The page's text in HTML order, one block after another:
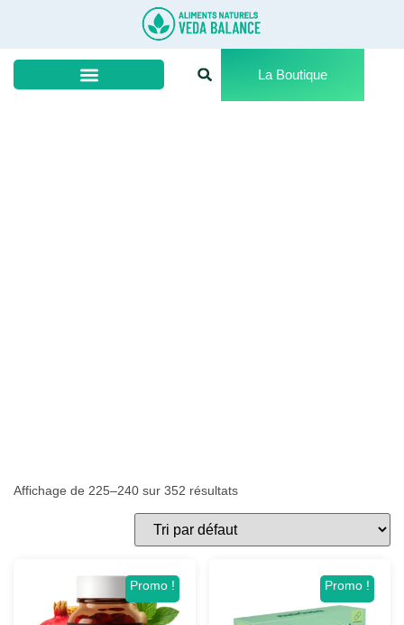
La Boutique
Affichage de 225–240 sur 352 résultats
Promo ! Promo !